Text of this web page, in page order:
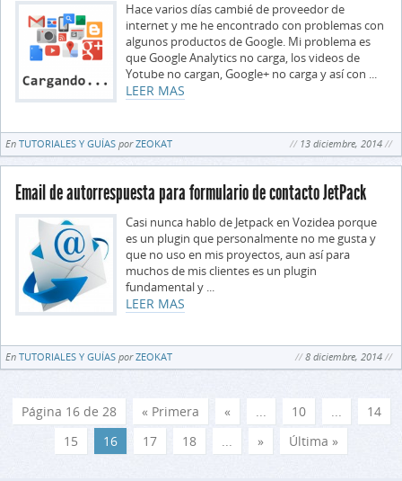
Hace varios días cambié de proveedor de
internet y me he encontrado con problemas con
algunos productos de Google. Mi problema es
que Google Analytics no carga, los videos de
Yotube no cargan, Google+ no carga y así con ...
LEER MAS
En TUTORIALES Y GUÍAS porZEOKAT 13 diciembre, 2014
Email de autorrespuesta para formulario de contacto JetPack
Casi nunca hablo de Jetpack en Vozidea porque
es un plugin que personalmente no me gusta y
que no uso en mis proyectos, aun así para
muchos de mis clientes es un plugin
fundamental y ...
LEER MAS
En TUTORIALES Y GUÍAS porZEOKAT 8 diciembre, 2014
Página 16 de 28 « Primera « ... 10 ...
14
15
16 17 18 ... » Última »